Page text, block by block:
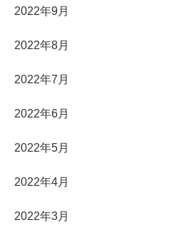
2022年9月
2022年8月
2022年7月
2022年6月
2022年5月
2022年4月
2022年3月